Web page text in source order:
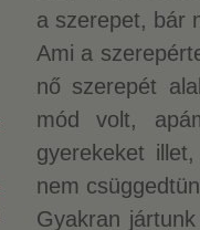
a szerepet, bár
Ami a
nő szerepét
mód volt,
gyerekeket
nem
Gyakran